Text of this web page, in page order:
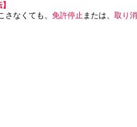
さなくても、 免許停止 または、 取り